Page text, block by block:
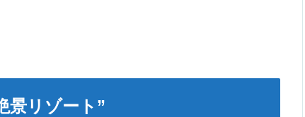
景リゾート”